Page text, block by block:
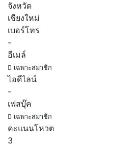
จังหวัด
เชียงใหม่
เบอร์โทร
-
อีเมล์
เฉพาะสมาชิก
ไอดีไลน์
-
เฟสบุ๊ค
เฉพาะสมาชิก
คะแนนโหวต
3